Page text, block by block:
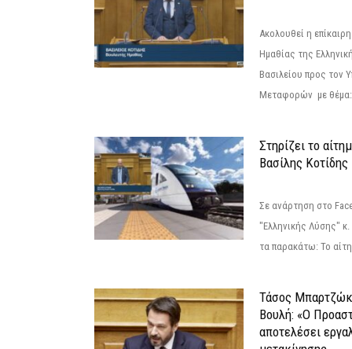
Ακολουθεί η
Ημαθίας της
Βασιλείου προς τον
Μεταφορών με θέμα:
Στηρίζει το
Βασίλης Κοτίδης
Σε ανάρτηση στο
"Ελληνικής Λύσης"
τα παρακάτω: Το
Τάσος
Βουλή: «Ο
αποτελέσει